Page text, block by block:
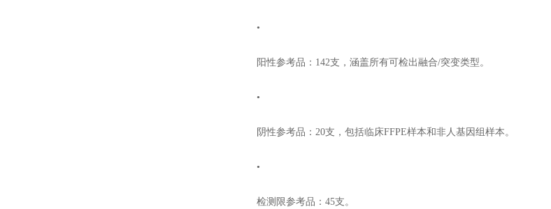
•
阳性参考品：142支，涵盖所有可检出融合/突变类型。
•
阴性参考品：20支，包括临床FFPE样本和非人基因组样本。
•
检测限参考品：45支。